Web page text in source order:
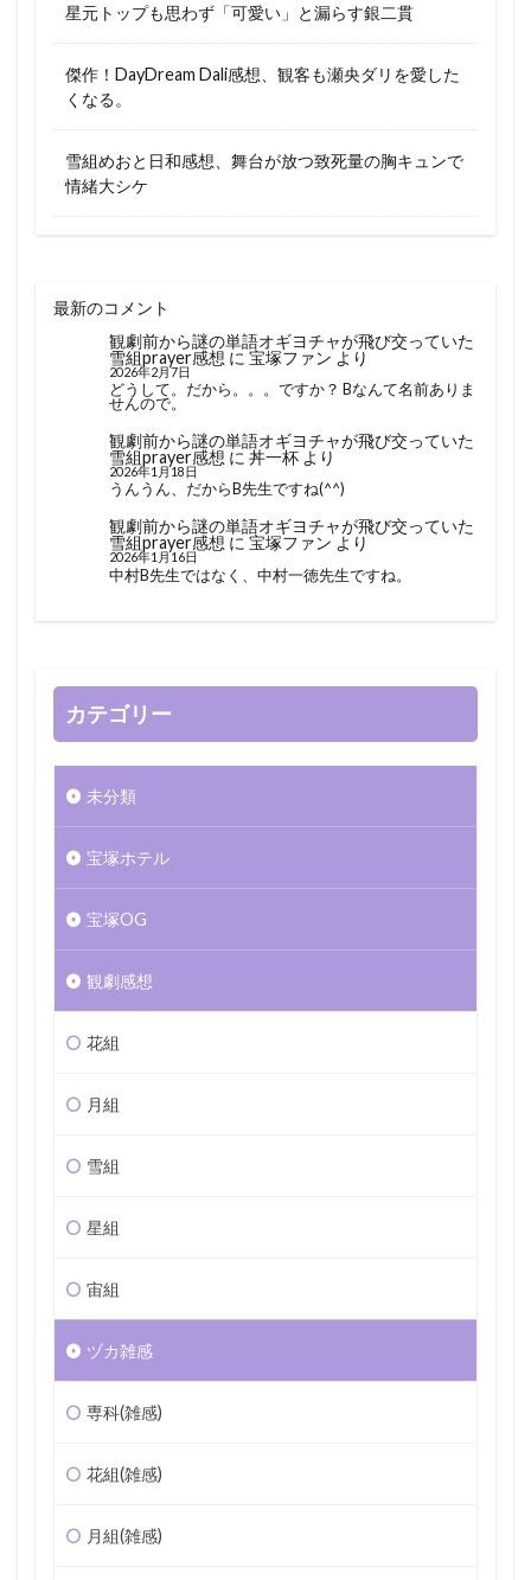
星元トップも思わず「可愛い」と漏らす銀二貫
傑作！DayDream Dali感想、観客も瀬央ダリを愛した
くなる。
雪組めおと日和感想、舞台が放つ致死量の胸キュンで
情緒大シケ
最新のコメント
観劇前から謎の単語オギヨチャが飛び交っていた
雪組prayer感想 に 宝塚ファン より
2026年2月7日
どうして。だから。。。ですか？ Bなんて名前ありま
せんので。
観劇前から謎の単語オギヨチャが飛び交っていた
雪組prayer感想 に 丼一杯より
2026年1月18日
うんうん、だからB先生ですね(^^)
観劇前から謎の単語オギヨチャが飛び交っていた
雪組prayer感想 に 宝塚ファン より
2026年1月16日
中村B先生ではなく、中村一徳先生ですね。
カテゴリー
未分類
宝塚ホテル
宝塚OG
観劇感想
花組
月組
雪組
星組
宙組
ヅカ雑感
専科(雑感)
花組(雑感)
月組(雑感)